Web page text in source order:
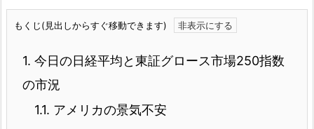
もくじ(見出しからすぐ移動できます)
1. 今日の日経平均と東証グロース市場250指数
の市況
1.1. アメリカの景気不安